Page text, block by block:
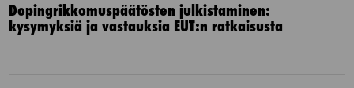
Dopingrikkomuspäätösten julkistaminen:
kysymyksiä ja vastauksia EUT:n ratkaisusta